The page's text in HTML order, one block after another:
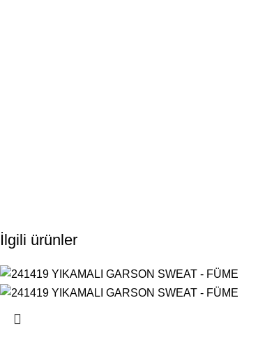
İlgili ürünler